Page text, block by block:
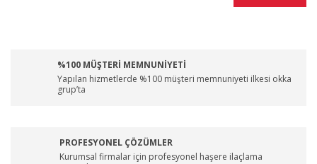
%100 MÜŞTERİ MEMNUNİYETİ
Yapılan hizmetlerde %100 müşteri memnuniyeti ilkesi okka
grup’ta
PROFESYONEL ÇÖZÜMLER
Kurumsal firmalar için profesyonel haşere ilaçlama